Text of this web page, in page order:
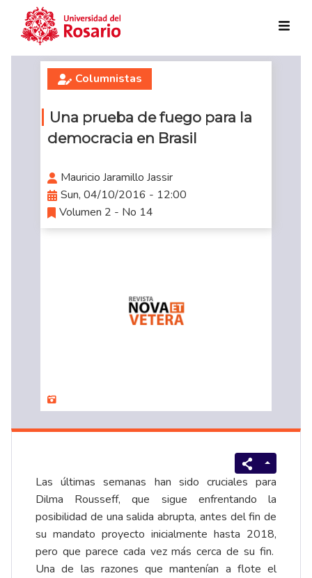
Skip to main content
Columnistas
Una prueba de fuego para la
democracia en Brasil
Mauricio Jaramillo Jassir
Sun, 04/10/2016 - 12:00
Volumen 2 - No 14
Las últimas semanas han sido cruciales para
Dilma Rousseff, que sigue enfrentando la
posibilidad de una salida abrupta, antes del fin de
su mandato proyecto inicialmente hasta 2018,
pero que parece cada vez más cerca de su fin.
Una de las razones que mantenían a flote el